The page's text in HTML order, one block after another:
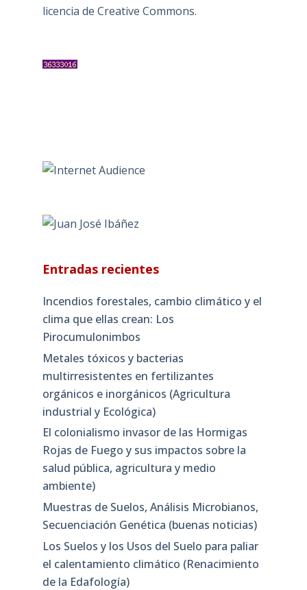
licencia de Creative Commons.
Entradas recientes
Incendios forestales, cambio climático y el
clima que ellas crean: Los
Pirocumulonimbos
Metales tóxicos y bacterias
multirresistentes en fertilizantes
orgánicos e inorgánicos (Agricultura
industrial y Ecológica)
El colonialismo invasor de las Hormigas
Rojas de Fuego y sus impactos sobre la
salud pública, agricultura y medio
ambiente)
Muestras de Suelos, Análisis Microbianos,
Secuenciación Genética (buenas noticias)
Los Suelos y los Usos del Suelo para paliar
el calentamiento climático (Renacimiento
de la Edafología)